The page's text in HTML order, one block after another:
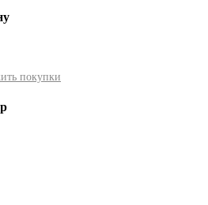
покупки